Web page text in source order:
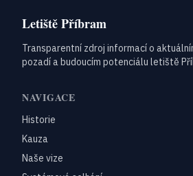
Letiště Příbram
Transparentní zdroj informací o
pozadí a budoucím potenciálu letiště
NAVIGACE
Historie
Kauza
Naše vize